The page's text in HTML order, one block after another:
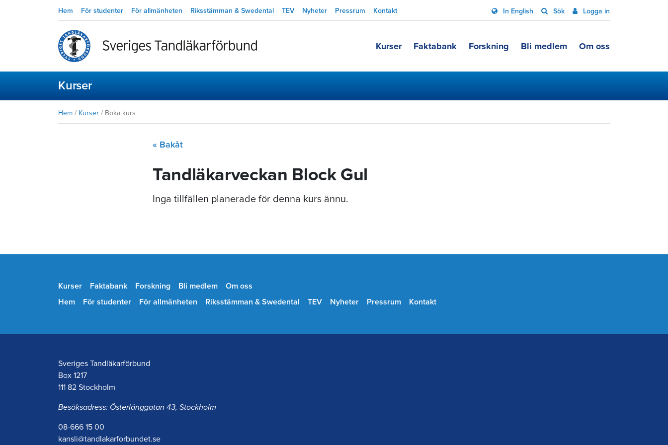
Hem För studenter För allmänheten Riksstämman & Swedental TEV Nyheter Pressrum Kontakt In English Sök Logga in
Kurser Faktabank Forskning Bli medlem Om oss
Kurser
Hem / Kurser / Boka kurs
« Bakåt
Tandläkarveckan Block Gul
Inga tillfällen planerade för denna kurs ännu.
Kurser Faktabank Forskning Bli medlem
Om oss
Hem
För studenter För allmänheten Riksstämman & Swedental TEV Nyheter Pressrum Kontakt
Sveriges Tandläkarförbund
Box 1217
111 82 Stockholm
Besöksadress: Österlånggatan 43, Stockholm
08-666 15 00
kansli@tandlakarforbundet.se